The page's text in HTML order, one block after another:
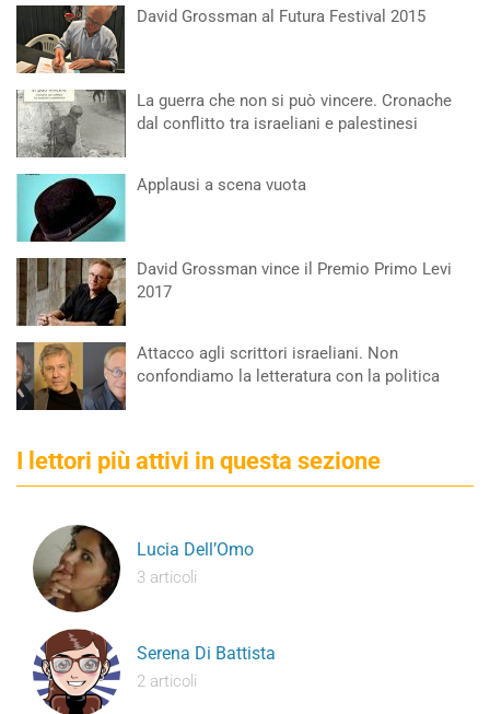
David Grossman al Futura Festival 2015
La guerra che non si può vincere. Cronache
dal conflitto tra israeliani e palestinesi
Applausi a scena vuota
David Grossman vince il Premio Primo Levi
2017
Attacco agli scrittori israeliani. Non
confondiamo la letteratura con la politica
I lettori più attivi in questa sezione
Lucia Dell’Omo
3 articoli
Serena Di Battista
2 articoli